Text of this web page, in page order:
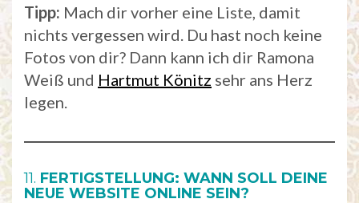
Tipp: Mach dir vorher eine Liste, damit
nichts vergessen wird. Du hast noch keine
Fotos von dir? Dann kann ich dir Ramona
Weiß und Hartmut Könitz sehr ans Herz
legen.
11. FERTIGSTELLUNG: WANN SOLL DEINE
NEUE WEBSITE ONLINE SEIN?